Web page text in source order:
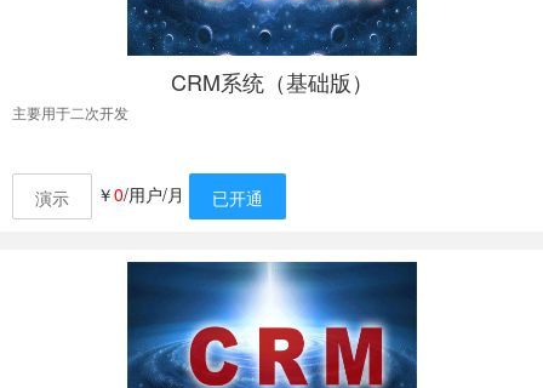
CRM系统（基础版）
主要用于二次开发
演示 ￥0/用户/月 已开通